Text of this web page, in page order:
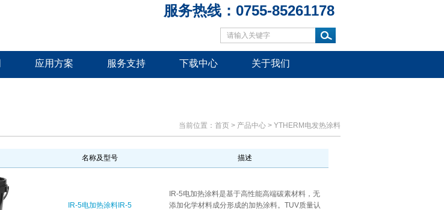
服务热线：0755-85261178
应用方案 服务支持 下载中心 关于我们
当前位置： 首页 > 产品中心 > YTHERM电发热涂料
名称及型号 描述
IR-5电加热涂料IR-5
IR-5电加热涂料是基于高性能高端碳素材料，无
添加化学材料成分形成的加热涂料。TUV质量认